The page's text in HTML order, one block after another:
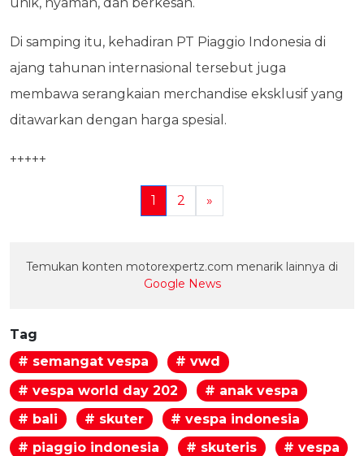
Di samping itu, kehadiran PT Piaggio Indonesia di
ajang tahunan internasional tersebut juga
membawa serangkaian merchandise eksklusif yang
ditawarkan dengan harga spesial.
+++++
1 2 »
Temukan konten motorexpertz.com menarik lainnya di
Google News
Tag
# semangat vespa
# vwd
# vespa world day 202
# anak vespa
# bali
# skuter
# vespa indonesia
# piaggio indonesia
# skuteris # vespa